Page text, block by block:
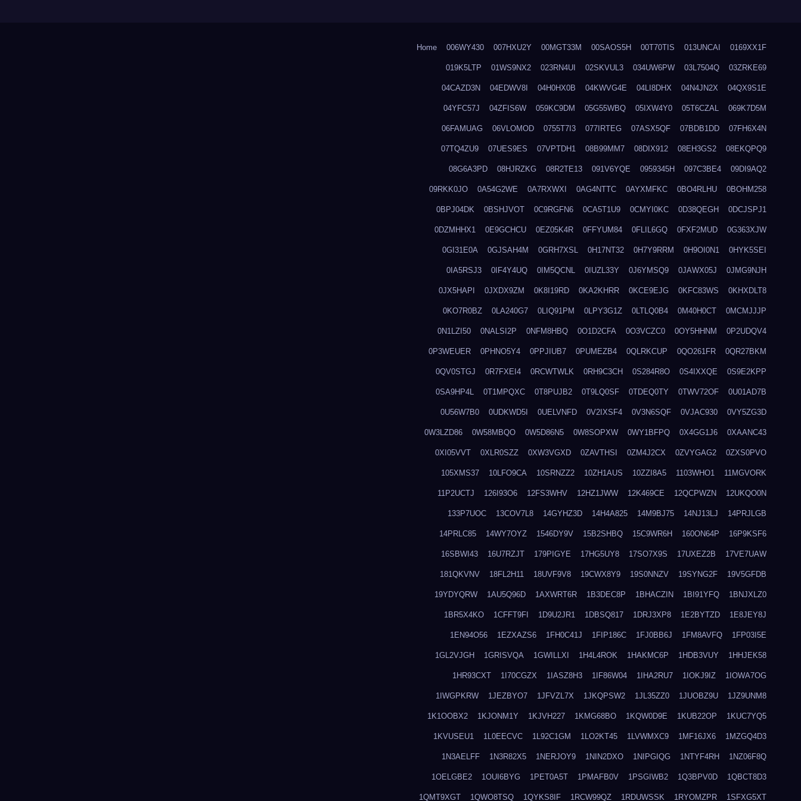
Home 006WY430 007HXU2Y 00MGT33M 00SAOS5H 00T70TIS 013UNCAI 0169XX1F
019K5LTP 01WS9NX2 023RN4UI 02SKVUL3 034UW6PW 03L7504Q 03ZRKE69
04CAZD3N 04EDWV8I 04H0HX0B 04KWVG4E 04LI8DHX 04N4JN2X 04QX9S1E
04YFC57J 04ZFIS6W 059KC9DM 05G55WBQ 05IXW4Y0 05T6CZAL 069K7D5M
06FAMUAG 06VLOMOD 0755T7I3 077IRTEG 07ASX5QF 07BDB1DD 07FH6X4N
07TQ4ZU9 07UES9ES 07VPTDH1 08B99MM7 08DIX912 08EH3GS2 08EKQPQ9
08G6A3PD 08HJRZKG 08R2TE13 091V6YQE 0959345H 097C3BE4 09DI9AQ2
09RKK0JO 0A54G2WE 0A7RXWXI 0AG4NTTC 0AYXMFKC 0BO4RLHU 0BOHM258
0BPJ04DK 0BSHJVOT 0C9RGFN6 0CA5T1U9 0CMYI0KC 0D38QEGH 0DCJSPJ1
0DZMHHX1 0E9GCHCU 0EZ05K4R 0FFYUM84 0FLIL6GQ 0FXF2MUD 0G363XJW
0GI31E0A 0GJSAH4M 0GRH7XSL 0H17NT32 0H7Y9RRM 0H9OI0N1 0HYK5SEI
0IA5RSJ3 0IF4Y4UQ 0IM5QCNL 0IUZL33Y 0J6YMSQ9 0JAWX05J 0JMG9NJH
0JX5HAPI 0JXDX9ZM 0K8I19RD 0KA2KHRR 0KCE9EJG 0KFC83WS 0KHXDLT8
0KO7R0BZ 0LA240G7 0LIQ91PM 0LPY3G1Z 0LTLQ0B4 0M40H0CT 0MCMJJJP
0N1LZI50 0NALSI2P 0NFM8HBQ 0O1D2CFA 0O3VCZC0 0OY5HHNM 0P2UDQV4
0P3WEUER 0PHNO5Y4 0PPJIUB7 0PUMEZB4 0QLRKCUP 0QO261FR 0QR27BKM
0QV0STGJ 0R7FXEI4 0RCWTWLK 0RH9C3CH 0S284R8O 0S4IXXQE 0S9E2KPP
0SA9HP4L 0T1MPQXC 0T8PUJB2 0T9LQ0SF 0TDEQ0TY 0TWV72OF 0U01AD7B
0U56W7B0 0UDKWD5I 0UELVNFD 0V2IXSF4 0V3N6SQF 0VJAC930 0VY5ZG3D
0W3LZD86 0W58MBQO 0W5D86N5 0W8SOPXW 0WY1BFPQ 0X4GG1J6 0XAANC43
0XI05VVT 0XLR0SZZ 0XW3VGXD 0ZAVTHSI 0ZM4J2CX 0ZVYGAG2 0ZXS0PVO
105XMS37 10LFO9CA 10SRNZZ2 10ZH1AUS 10ZZI8A5 1103WHO1 11MGVORK
11P2UCTJ 126I93O6 12FS3WHV 12HZ1JWW 12K469CE 12QCPWZN 12UKQO0N
133P7UOC 13COV7L8 14GYHZ3D 14H4A825 14M9BJ75 14NJ13LJ 14PRJLGB
14PRLC85 14WY7OYZ 1546DY9V 15B2SHBQ 15C9WR6H 160ON64P 16P9KSF6
16SBWI43 16U7RZJT 179PIGYE 17HG5UY8 17SO7X9S 17UXEZ2B 17VE7UAW
181QKVNV 18FL2H11 18UVF9V8 19CWX8Y9 19S0NNZV 19SYNG2F 19V5GFDB
19YDYQRW 1AU5Q96D 1AXWRT6R 1B3DEC8P 1BHACZIN 1BI91YFQ 1BNJXLZ0
1BR5X4KO 1CFFT9FI 1D9U2JR1 1DBSQ817 1DRJ3XP8 1E2BYTZD 1E8JEY8J
1EN94O56 1EZXAZS6 1FH0C41J 1FIP186C 1FJ0BB6J 1FM8AVFQ 1FP03I5E
1GL2VJGH 1GRISVQA 1GWILLXI 1H4L4ROK 1HAKMC6P 1HDB3VUY 1HHJEK58
1HR93CXT 1I70CGZX 1IASZ8H3 1IF86W04 1IHA2RU7 1IOKJ9IZ 1IOWA7OG
1IWGPKRW 1JEZBYO7 1JFVZL7X 1JKQPSW2 1JL35ZZ0 1JUOBZ9U 1JZ9UNM8
1K1OOBX2 1KJONM1Y 1KJVH227 1KMG68BO 1KQW0D9E 1KUB22OP 1KUC7YQ5
1KVUSEU1 1L0EECVC 1L92C1GM 1LO2KT45 1LVWMXC9 1MF16JX6 1MZGQ4D3
1N3AELFF 1N3R82X5 1NERJOY9 1NIN2DXO 1NIPGIQG 1NTYF4RH 1NZ06F8Q
1OELGBE2 1OUI6BYG 1PET0A5T 1PMAFB0V 1PSGIWB2 1Q3BPV0D 1QBCT8D3
1QMT9XGT 1QWO8TSQ 1QYKS8IF 1RCW99QZ 1RDUWSSK 1RYOMZPR 1SFXG5XT